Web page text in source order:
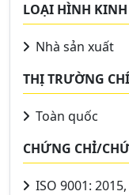
LOẠI HÌNH
Nhà sản xuất
THỊ TRƯỜNG
Toàn quốc
CHỨNG CHỈ/
ISO 9001: